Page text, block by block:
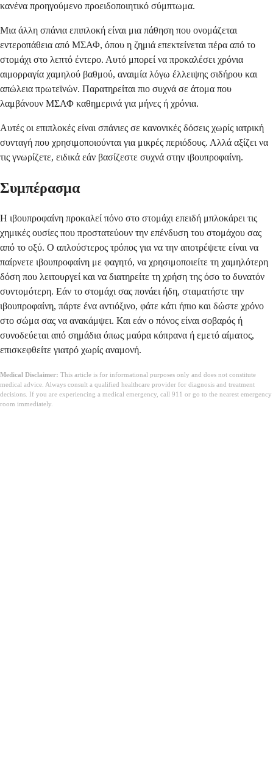
κανένα προηγούμενο προειδοποιητικό σύμπτωμα.
Μια άλλη σπάνια επιπλοκή είναι μια πάθηση που ονομάζεται
εντεροπάθεια από ΜΣΑΦ, όπου η ζημιά επεκτείνεται πέρα από το
στομάχι στο λεπτό έντερο. Αυτό μπορεί να προκαλέσει χρόνια
αιμορραγία χαμηλού βαθμού, αναιμία λόγω έλλειψης σιδήρου και
απώλεια πρωτεϊνών. Παρατηρείται πιο συχνά σε άτομα που
λαμβάνουν ΜΣΑΦ καθημερινά για μήνες ή χρόνια.
Αυτές οι επιπλοκές είναι σπάνιες σε κανονικές δόσεις χωρίς ιατρική
συνταγή που χρησιμοποιούνται για μικρές περιόδους. Αλλά αξίζει να
τις γνωρίζετε, ειδικά εάν βασίζεστε συχνά στην ιβουπροφαίνη.
Συμπέρασμα
Η ιβουπροφαίνη προκαλεί πόνο στο στομάχι επειδή μπλοκάρει τις
χημικές ουσίες που προστατεύουν την επένδυση του στομάχου σας
από το οξύ. Ο απλούστερος τρόπος για να την αποτρέψετε είναι να
παίρνετε ιβουπροφαίνη με φαγητό, να χρησιμοποιείτε τη χαμηλότερη
δόση που λειτουργεί και να διατηρείτε τη χρήση της όσο το δυνατόν
συντομότερη. Εάν το στομάχι σας πονάει ήδη, σταματήστε την
ιβουπροφαίνη, πάρτε ένα αντιόξινο, φάτε κάτι ήπιο και δώστε χρόνο
στο σώμα σας να ανακάμψει. Και εάν ο πόνος είναι σοβαρός ή
συνοδεύεται από σημάδια όπως μαύρα κόπρανα ή εμετό αίματος,
επισκεφθείτε γιατρό χωρίς αναμονή.
Medical Disclaimer: This article is for informational purposes only and does not constitute
medical advice. Always consult a qualified healthcare provider for diagnosis and treatment
decisions. If you are experiencing a medical emergency, call 911 or go to the nearest emergency
room immediately.